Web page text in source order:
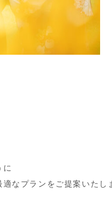
に
なプランをご提案いたし